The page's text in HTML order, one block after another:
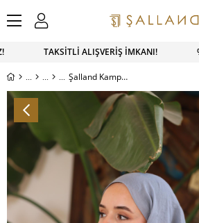
SİPARİŞ 0543 900 41 41 1500
Şalland Kampüs Pamuk Şal Kristal Mavi